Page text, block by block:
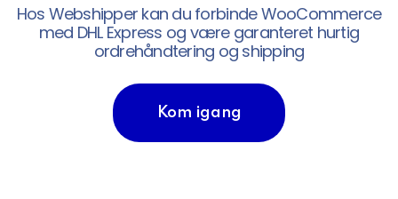
Hos Webshipper kan du forbinde WooCommerce
med DHL Express og være garanteret hurtig
ordrehåndtering og shipping
Kom igang